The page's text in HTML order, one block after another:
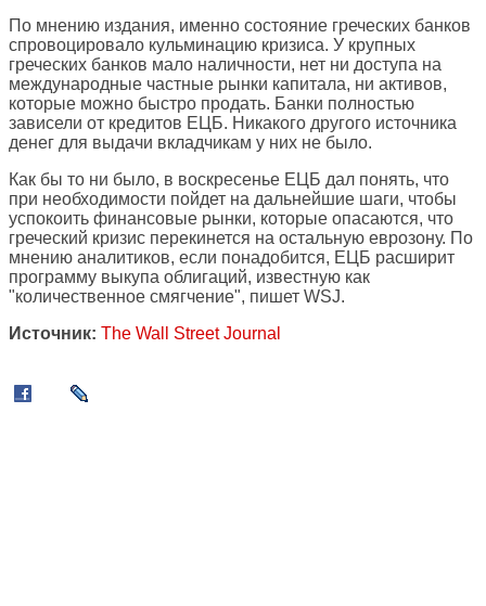
По мнению издания, именно состояние греческих банков
спровоцировало кульминацию кризиса. У крупных
греческих банков мало наличности, нет ни доступа на
международные частные рынки капитала, ни активов,
которые можно быстро продать. Банки полностью
зависели от кредитов ЕЦБ. Никакого другого источника
денег для выдачи вкладчикам у них не было.
Как бы то ни было, в воскресенье ЕЦБ дал понять, что
при необходимости пойдет на дальнейшие шаги, чтобы
успокоить финансовые рынки, которые опасаются, что
греческий кризис перекинется на остальную еврозону. По
мнению аналитиков, если понадобится, ЕЦБ расширит
программу выкупа облигаций, известную как
"количественное смягчение", пишет WSJ.
Источник: The Wall Street Journal